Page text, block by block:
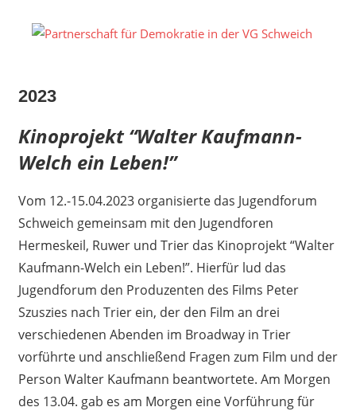
2023
Kinoprojekt “Walter Kaufmann-
Welch ein Leben!”
Vom 12.-15.04.2023 organisierte das Jugendforum
Schweich gemeinsam mit den Jugendforen
Hermeskeil, Ruwer und Trier das Kinoprojekt “Walter
Kaufmann-Welch ein Leben!”. Hierfür lud das
Jugendforum den Produzenten des Films Peter
Szuszies nach Trier ein, der den Film an drei
verschiedenen Abenden im Broadway in Trier
vorführte und anschließend Fragen zum Film und der
Person Walter Kaufmann beantwortete. Am Morgen
des 13.04. gab es am Morgen eine Vorführung für